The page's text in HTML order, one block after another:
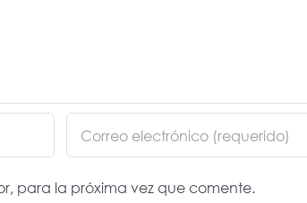
para la próxima vez que comente.